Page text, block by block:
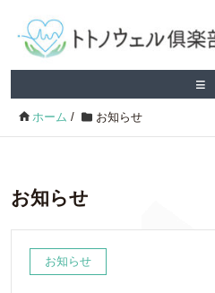
≡
ホーム / お知らせ
お知らせ
お知らせ